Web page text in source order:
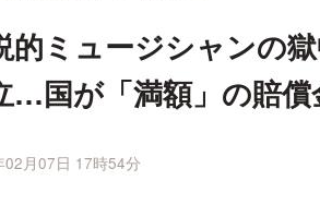
的ミュージシャンの
…国が「満額」の賠償
02月07日 17時54分